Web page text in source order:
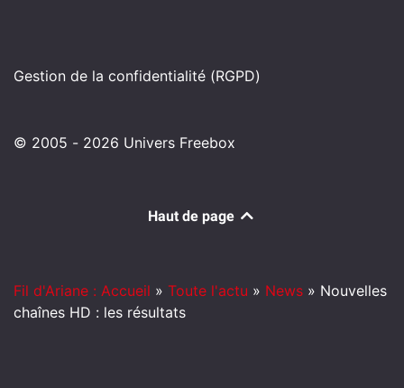
Gestion de la confidentialité (RGPD)
© 2005 - 2026 Univers Freebox
Haut de page
Fil d'Ariane : Accueil » Toute l'actu » News » Nouvelles
chaînes HD : les résultats